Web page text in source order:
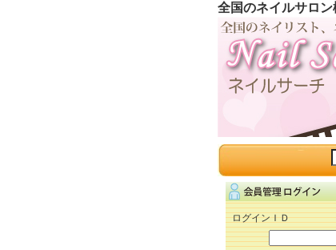
全国のネイルサロ
ログインＩＤ